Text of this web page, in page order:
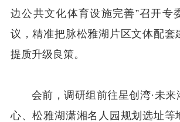
边公共文化体育设施完善”召开专
议，精准把脉松雅湖片区文体配套
提质升级良策。
会前，调研组前往星创湾·未来
心、松雅湖潇湘名人园规划选址等